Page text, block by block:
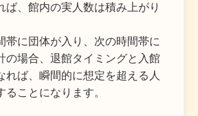
ば、館内の実人数は積み上がり
帯に団体が入り、次の時間帯に
の場合、退館タイミングと入館
れば、瞬間的に想定を超える人
ことになります。